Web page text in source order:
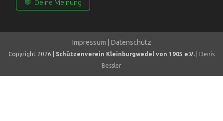
💬 Deine Meinung
Impressum Datenschutz
Copyright 2026 | Schützenverein Kleinburgwedel von 1905 e.V.
Denis
Bessler